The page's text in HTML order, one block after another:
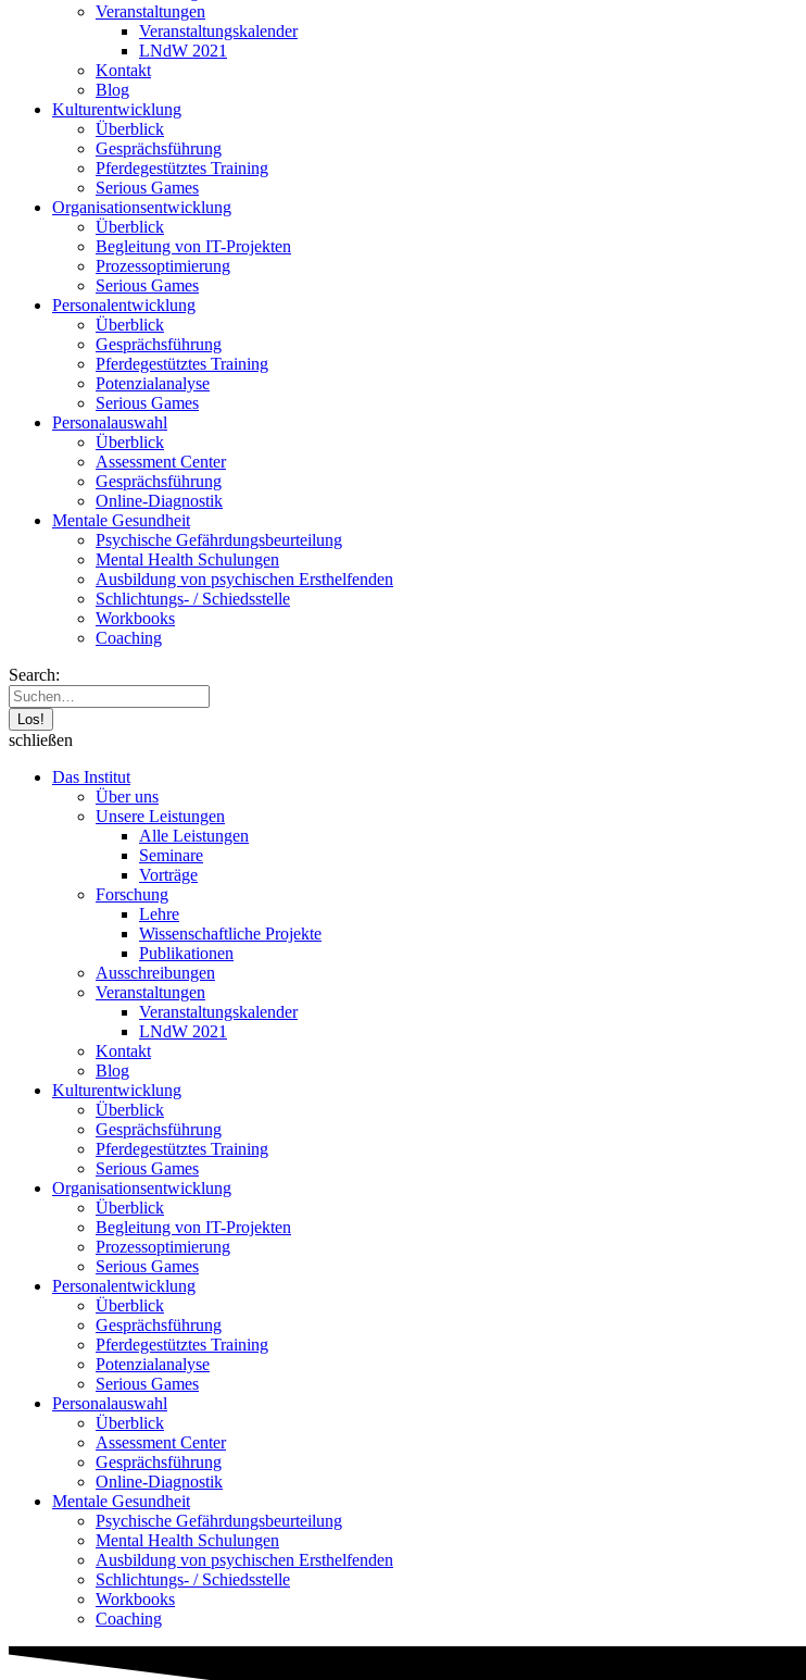
Veranstaltungen
Veranstaltungskalender
LNdW 2021
Kontakt
Blog
Kulturentwicklung
Überblick
Gesprächsführung
Pferdegestütztes Training
Serious Games
Organisationsentwicklung
Überblick
Begleitung von IT-Projekten
Prozessoptimierung
Serious Games
Personalentwicklung
Überblick
Gesprächsführung
Pferdegestütztes Training
Potenzialanalyse
Serious Games
Personalauswahl
Überblick
Assessment Center
Gesprächsführung
Online-Diagnostik
Mentale Gesundheit
Psychische Gefährdungs­beurteilung
Mental Health Schulungen
Ausbildung von psychischen Ersthelfenden
Schlichtungs- / Schiedsstelle
Workbooks
Coaching
Search:
schließen
Das Institut
Über uns
Unsere Leistungen
Alle Leistungen
Seminare
Vorträge
Forschung
Lehre
Wissenschaftliche Projekte
Publikationen
Ausschreibungen
Veranstaltungen
Veranstaltungskalender
LNdW 2021
Kontakt
Blog
Kulturentwicklung
Überblick
Gesprächsführung
Pferdegestütztes Training
Serious Games
Organisationsentwicklung
Überblick
Begleitung von IT-Projekten
Prozessoptimierung
Serious Games
Personalentwicklung
Überblick
Gesprächsführung
Pferdegestütztes Training
Potenzialanalyse
Serious Games
Personalauswahl
Überblick
Assessment Center
Gesprächsführung
Online-Diagnostik
Mentale Gesundheit
Psychische Gefährdungs­beurteilung
Mental Health Schulungen
Ausbildung von psychischen Ersthelfenden
Schlichtungs- / Schiedsstelle
Workbooks
Coaching